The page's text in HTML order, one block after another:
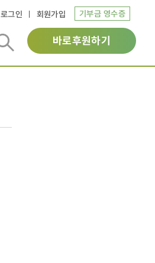
로그인 회원가입 기부금 영수증
바로후원하기